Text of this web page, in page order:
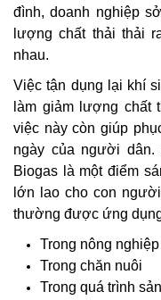
đình, doanh nghiệp
lượng chất thải thải
nhau.
Việc tận dụng lại khí
làm giảm lượng chất
việc này còn giúp
ngày của người
Biogas là một điểm
lớn lao cho con
thường được ứng
Trong nông nghiệp
Trong chăn nuôi
Trong quá trình